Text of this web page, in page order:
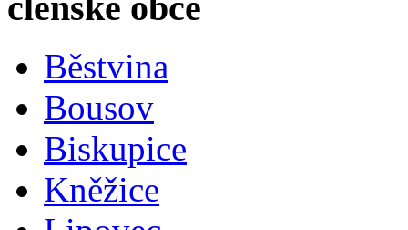
Běstvina
Bousov
Biskupice
Kněžice